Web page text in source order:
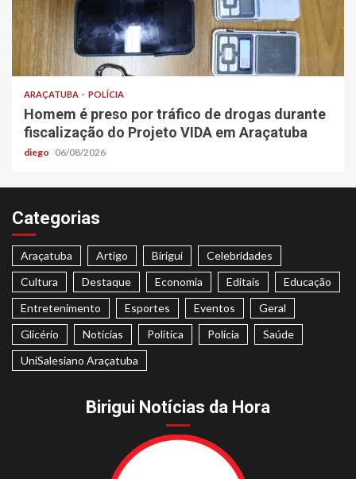
ARAÇATUBA POLÍCIA
Homem é preso por tráfico de drogas durante
fiscalização do Projeto VIDA em Araçatuba
diego 06/08/2026
Categorias
Araçatuba Artigo Birigui
Celebridades
Cultura
Destaque Economia Editais
Educação
Entretenimento
Esportes Eventos
Geral
Glicério
Notícias Politica Polícia
Saúde
UniSalesiano Araçatuba
Birigui Notícias da Hora